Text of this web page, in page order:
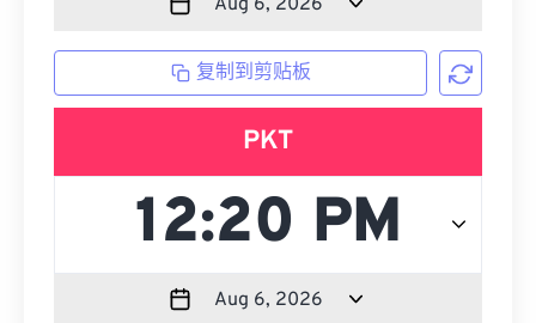
复制到剪贴板
PKT